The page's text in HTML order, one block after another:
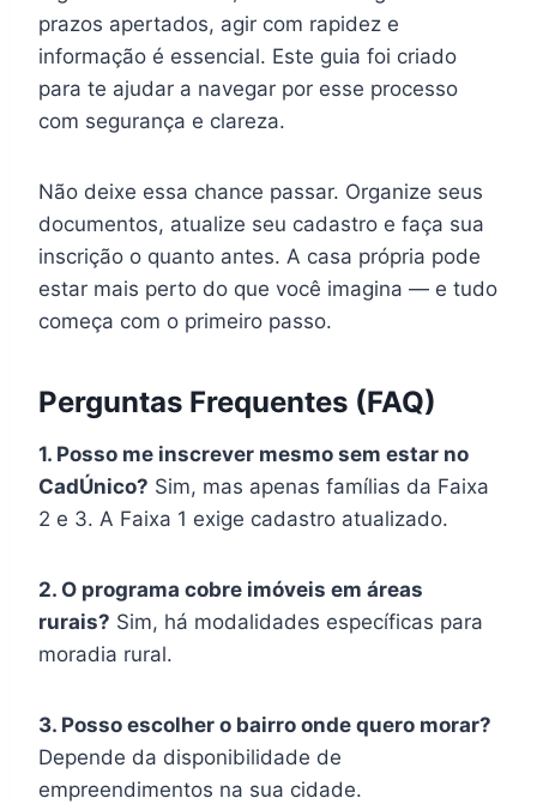
prazos apertados, agir com rapidez e
informação é essencial. Este guia foi criado
para te ajudar a navegar por esse processo
com segurança e clareza.
Não deixe essa chance passar. Organize seus
documentos, atualize seu cadastro e faça sua
inscrição o quanto antes. A casa própria pode
estar mais perto do que você imagina — e tudo
começa com o primeiro passo.
Perguntas Frequentes (FAQ)
1. Posso me inscrever mesmo sem estar no
CadÚnico? Sim, mas apenas famílias da Faixa
2 e 3. A Faixa 1 exige cadastro atualizado.
2. O programa cobre imóveis em áreas
rurais? Sim, há modalidades específicas para
moradia rural.
3. Posso escolher o bairro onde quero morar?
Depende da disponibilidade de
empreendimentos na sua cidade.